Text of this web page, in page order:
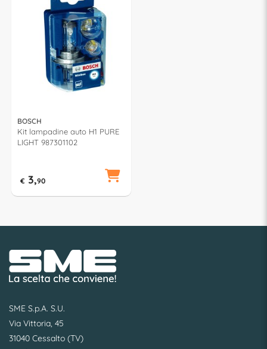
BOSCH
Kit lampadine auto H1 PURE
LIGHT 987301102
€ 3,90
SME S.p.A. S.U.
Via Vittoria, 45
31040 Cessalto (TV)